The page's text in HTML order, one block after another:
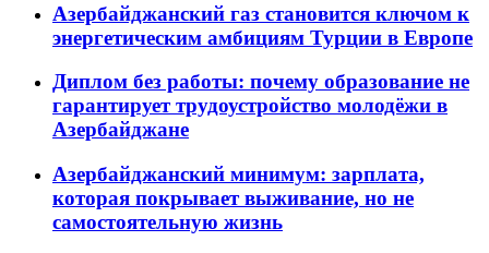
Азербайджанский газ становится ключом к
энергетическим амбициям Турции в Европе
Диплом без работы: почему образование не
гарантирует трудоустройство молодёжи в
Азербайджане
Азербайджанский минимум: зарплата,
которая покрывает выживание, но не
самостоятельную жизнь